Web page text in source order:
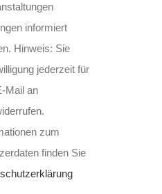
informiert
Hinweis: Sie
jederzeit für
Mail an
zum
finden Sie